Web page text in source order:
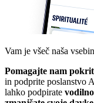
Vam je všeč naša
Pomagajte nam
in podprite poslanstvo
lahko podpirate